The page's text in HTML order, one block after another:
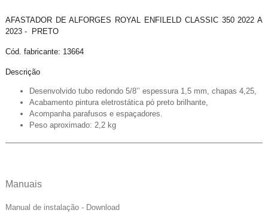
AFASTADOR DE ALFORGES ROYAL ENFILELD CLASSIC 350 2022 A
2023 - PRETO
Cód. fabricante: 13664
Descrição
Desenvolvido tubo redondo 5/8’’ espessura 1,5 mm, chapas 4,25,
Acabamento pintura eletrostática pó preto brilhante,
Acompanha parafusos e espaçadores.
Peso aproximado: 2,2 kg
Manuais
Manual de instalação - Download